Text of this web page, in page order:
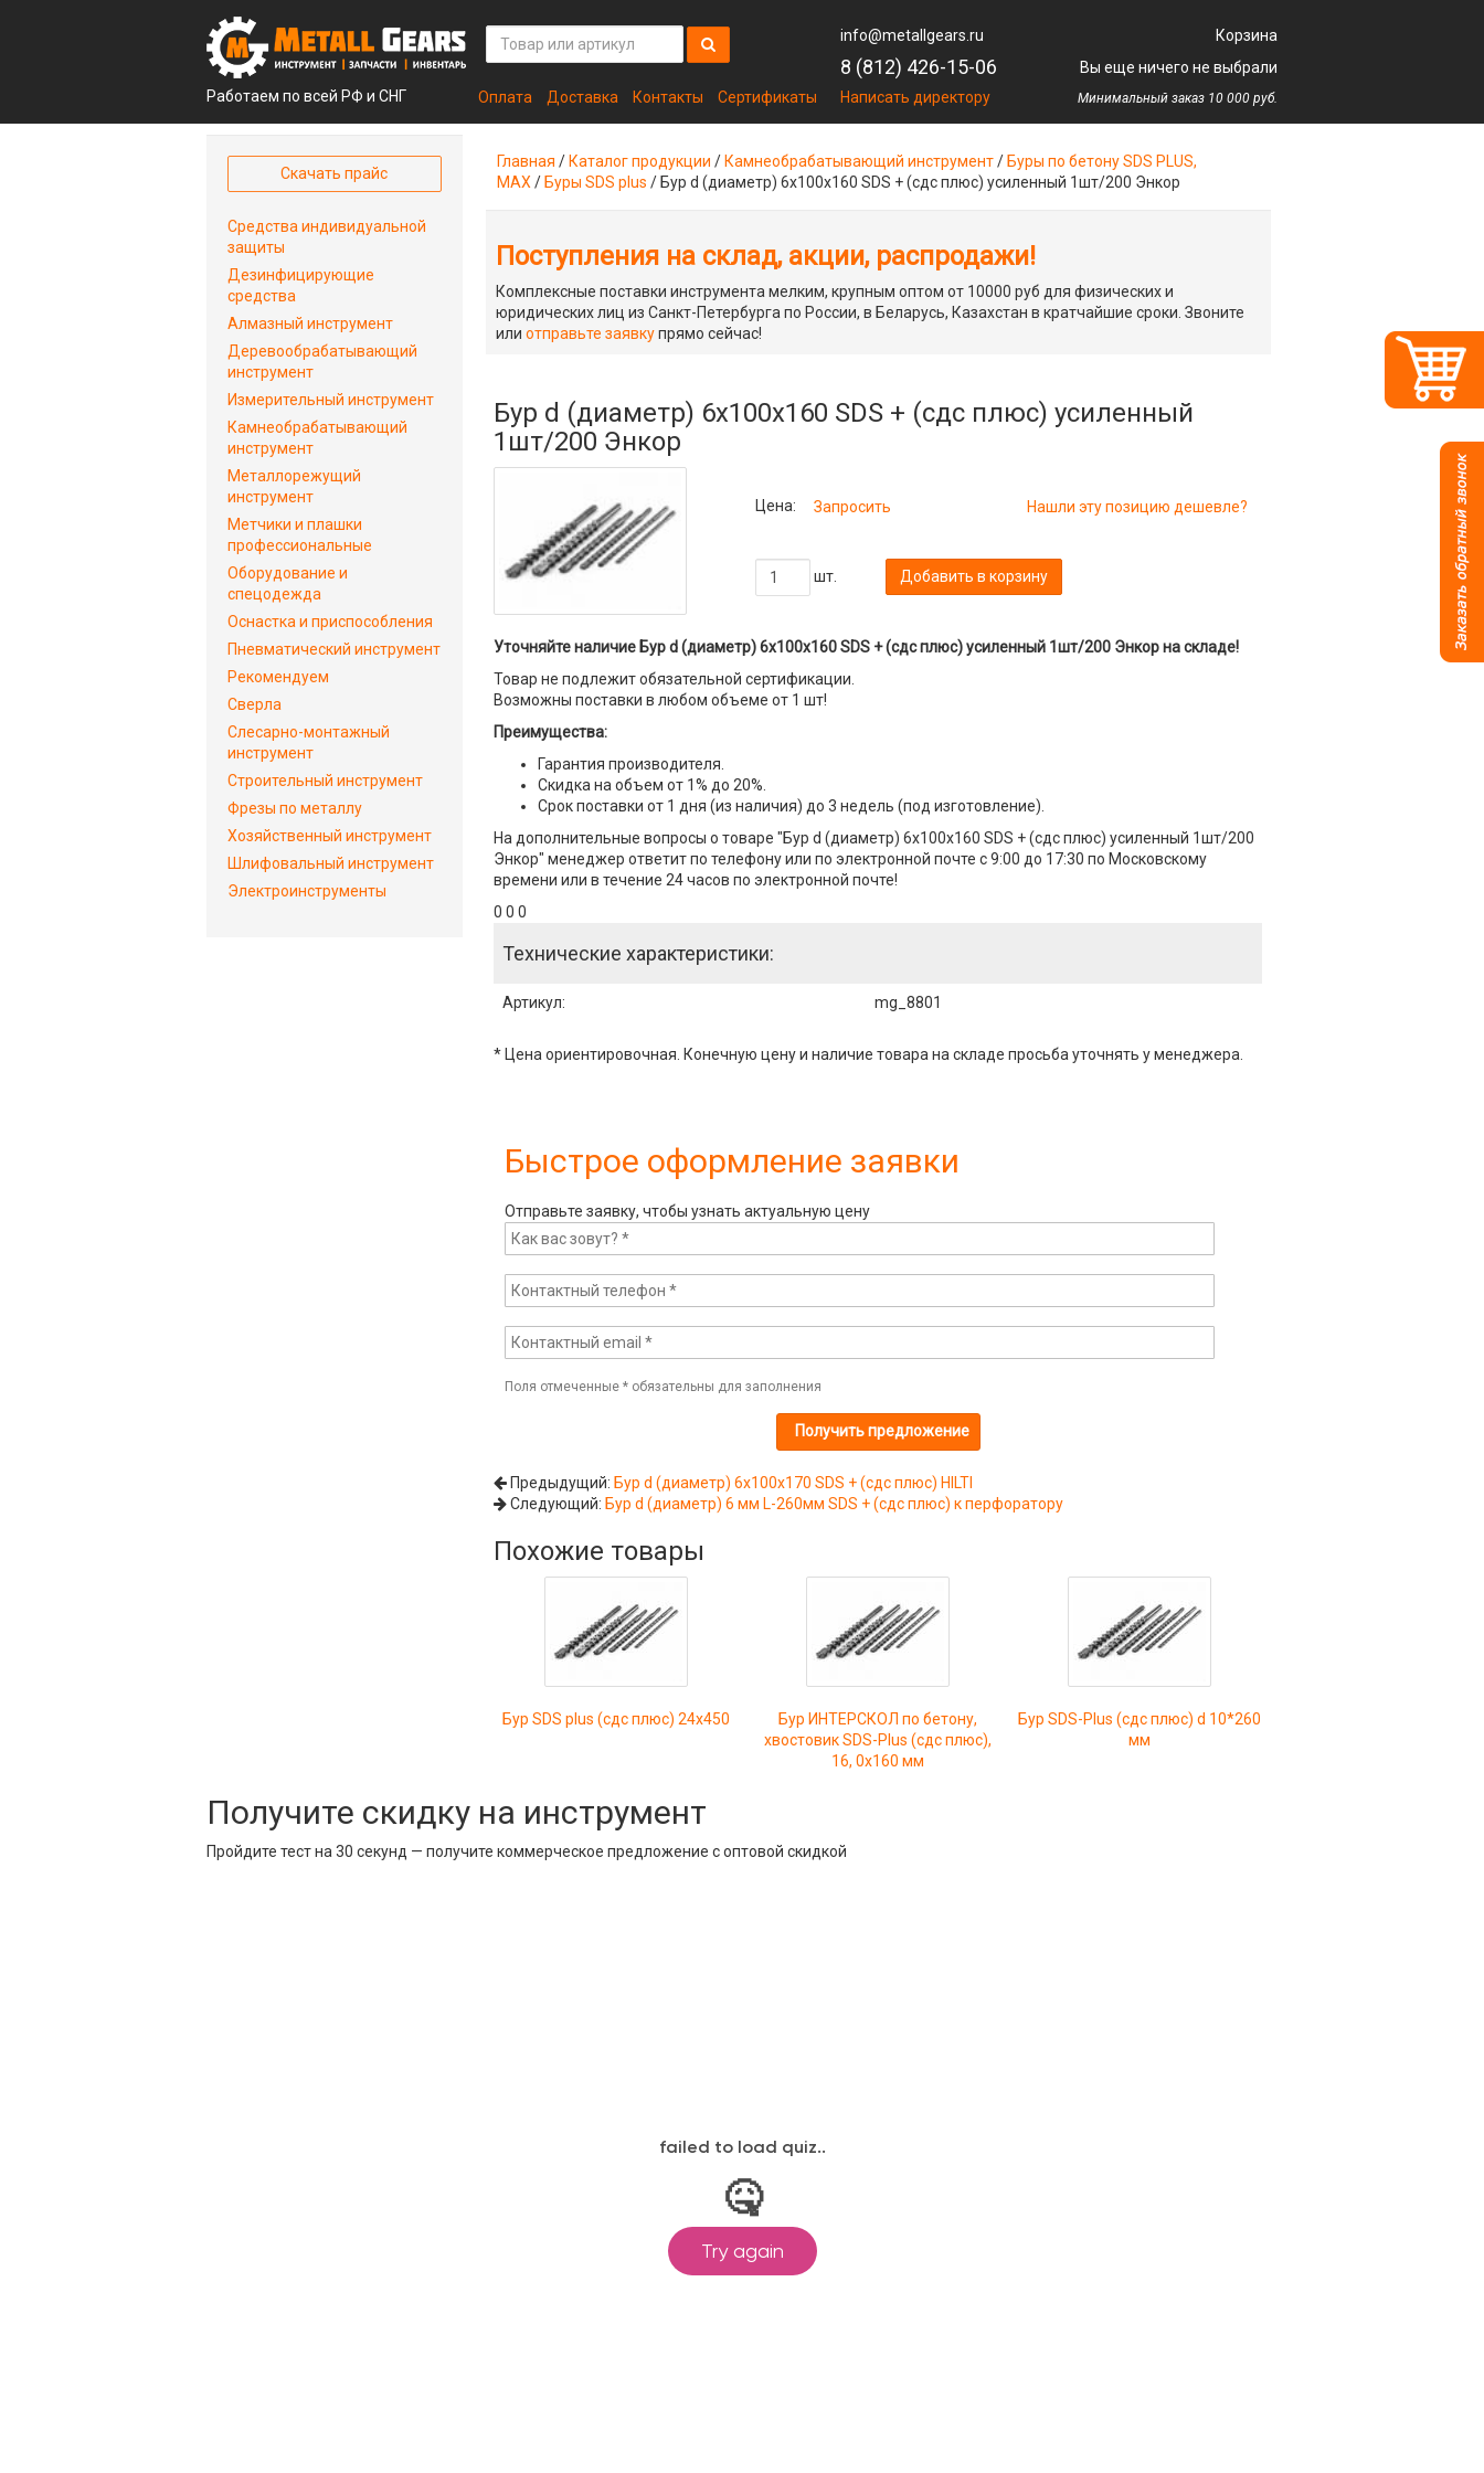
Работаем по всей РФ и СНГ Оплата Доставка Контакты Сертификаты
info@metallgears.ru
8 (812) 426-15-06
Написать директору
Корзина
Вы еще ничего не выбрали
Минимальный заказ 10 000 руб.
Главная / Каталог продукции / Камнеобрабатывающий инструмент/ Буры по бетону SDS PLUS,
MAX / Буры SDS plus / Бур d (диаметр) 6х100х160 SDS + (сдс плюс) усиленный 1шт/200 Энкор
Поступления на склад, акции, распродажи!
Комплексные поставки инструмента мелким, крупным оптом от 10000 руб для физических и
юридических лиц из Санкт-Петербурга по России, в Беларусь, Казахстан в кратчайшие сроки. Звоните
или отправьте заявкупрямо сейчас!
Бур d (диаметр) 6х100х160 SDS + (сдс плюс) усиленный
1шт/200 Энкор
Цена: Запросить Нашли эту позицию дешевле?
шт. Добавить в корзину
Уточняйте наличие Бур d (диаметр) 6х100х160 SDS + (сдс плюс) усиленный 1шт/200 Энкор на складе!
Товар не подлежит обязательной сертификации.
Возможны поставки в любом объеме от 1 шт!
Преимущества:
Гарантия производителя.
Скидка на объем от 1% до 20%.
Срок поставки от 1 дня (из наличия) до 3 недель (под изготовление).
На дополнительные вопросы о товаре "Бур d (диаметр) 6х100х160 SDS + (сдс плюс) усиленный 1шт/200
Энкор" менеджер ответит по телефону или по электронной почте с 9:00 до 17:30 по Московскому
времени или в течение 24 часов по электронной почте!
0 0 0
Технические характеристики:
Артикул: mg_8801
* Цена ориентировочная. Конечную цену и наличие товара на складе просьба уточнять у менеджера.
Быстрое оформление заявки
Отправьте заявку, чтобы узнать актуальную цену
Поля отмеченные *обязательны для заполнения
Предыдущий: Бур d (диаметр) 6х100х170 SDS + (сдс плюс) HILTI
Следующий: Бур d (диаметр) 6 мм L-260мм SDS + (сдс плюс) к перфоратору
Похожие товары
Бур SDS plus (сдс плюс) 24х450
Бур ИНТЕРСКОЛ по бетону,
хвостовик SDS-Plus (сдс плюс),
16, 0x160 мм
Бур SDS-Plus (сдс плюс) d 10*260
мм
Скачать прайс
Средства индивидуальной
защиты
Дезинфицирующие
средства
Алмазный инструмент
Деревообрабатывающий
инструмент
Измерительный инструмент
Камнеобрабатывающий
инструмент
Металлорежущий
инструмент
Метчики и плашки
профессиональные
Оборудование и
спецодежда
Оснастка и приспособления
Пневматический инструмент
Рекомендуем
Сверла
Слесарно-монтажный
инструмент
Строительный инструмент
Фрезы по металлу
Хозяйственный инструмент
Шлифовальный инструмент
Электроинструменты
Получите скидку на инструмент
Пройдите тест на 30 секунд — получите коммерческое предложение с оптовой скидкой